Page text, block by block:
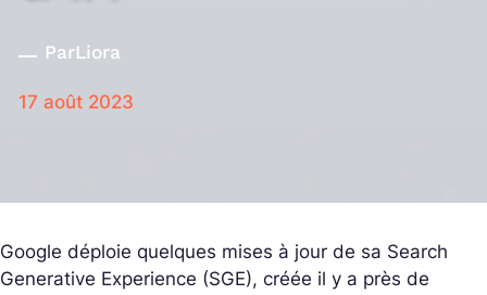
ParLiora
17 août 2023
Google déploie quelques mises à jour de sa Search
Generative Experience (SGE), créée il y a près de